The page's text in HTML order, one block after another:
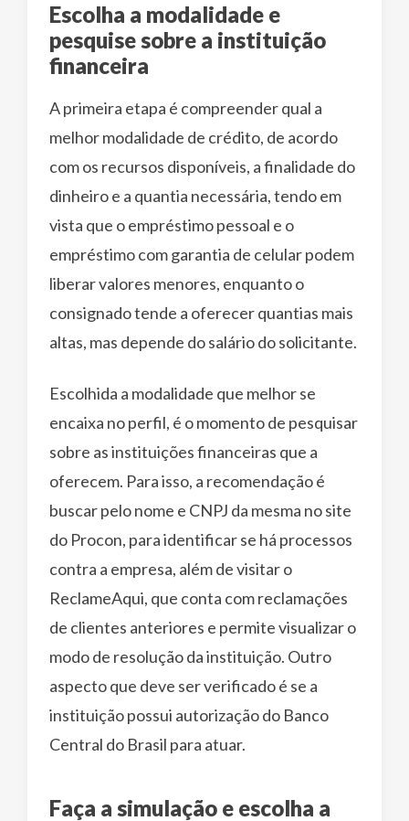
Escolha a modalidade e
pesquise sobre a instituição
financeira
A primeira etapa é compreender qual a
melhor modalidade de crédito, de acordo
com os recursos disponíveis, a finalidade do
dinheiro e a quantia necessária, tendo em
vista que o empréstimo pessoal e o
empréstimo com garantia de celular podem
liberar valores menores, enquanto o
consignado tende a oferecer quantias mais
altas, mas depende do salário do solicitante.
Escolhida a modalidade que melhor se
encaixa no perfil, é o momento de pesquisar
sobre as instituições financeiras que a
oferecem. Para isso, a recomendação é
buscar pelo nome e CNPJ da mesma no site
do Procon, para identificar se há processos
contra a empresa, além de visitar o
ReclameAqui, que conta com reclamações
de clientes anteriores e permite visualizar o
modo de resolução da instituição. Outro
aspecto que deve ser verificado é se a
instituição possui autorização do Banco
Central do Brasil para atuar.
Faça a simulação e escolha a